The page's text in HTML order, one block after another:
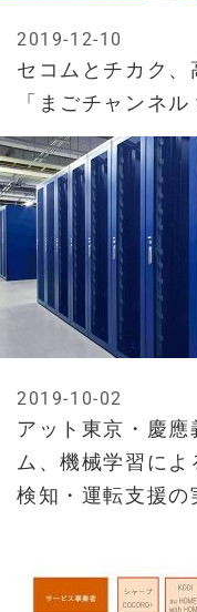
セコムとチカク
「まごチャンネ
2019-12-10
アット東京・慶應
ム、機械学習に
検知・運転支援の
2019-10-02